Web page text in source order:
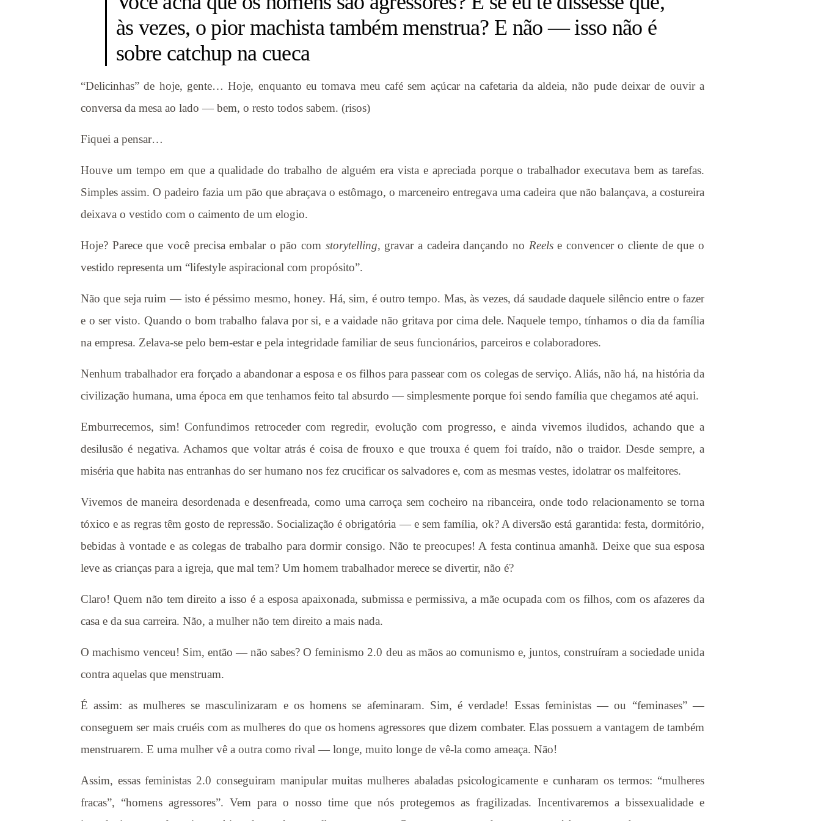
às vezes, o pior machista também menstrua? E não — isso não é
sobre catchup na cueca
“Delicinhas” de hoje, gente… Hoje, enquanto eu tomava meu café sem açúcar na cafetaria da aldeia, não pude deixar de ouvir a
conversa da mesa ao lado — bem, o resto todos sabem. (risos)
Fiquei a pensar…
Houve um tempo em que a qualidade do trabalho de alguém era vista e apreciada porque o trabalhador executava bem as tarefas.
Simples assim. O padeiro fazia um pão que abraçava o estômago, o marceneiro entregava uma cadeira que não balançava, a costureira
deixava o vestido com o caimento de um elogio.
Hoje? Parece que você precisa embalar o pão com storytelling, gravar a cadeira dançando no Reelse convencer o cliente de que o
vestido representa um “lifestyle aspiracional com propósito”.
Não que seja ruim — isto é péssimo mesmo, honey. Há, sim, é outro tempo. Mas, às vezes, dá saudade daquele silêncio entre o fazer
e o ser visto. Quando o bom trabalho falava por si, e a vaidade não gritava por cima dele. Naquele tempo, tínhamos o dia da família
na empresa. Zelava-se pelo bem-estar e pela integridade familiar de seus funcionários, parceiros e colaboradores.
Nenhum trabalhador era forçado a abandonar a esposa e os filhos para passear com os colegas de serviço. Aliás, não há, na história da
civilização humana, uma época em que tenhamos feito tal absurdo — simplesmente porque foi sendo família que chegamos até aqui.
Emburrecemos, sim! Confundimos retroceder com regredir, evolução com progresso, e ainda vivemos iludidos, achando que a
desilusão é negativa. Achamos que voltar atrás é coisa de frouxo e que trouxa é quem foi traído, não o traidor. Desde sempre, a
miséria que habita nas entranhas do ser humano nos fez crucificar os salvadores e, com as mesmas vestes, idolatrar os malfeitores.
Vivemos de maneira desordenada e desenfreada, como uma carroça sem cocheiro na ribanceira, onde todo relacionamento se torna
tóxico e as regras têm gosto de repressão. Socialização é obrigatória — e sem família, ok? A diversão está garantida: festa, dormitório,
bebidas à vontade e as colegas de trabalho para dormir consigo. Não te preocupes! A festa continua amanhã. Deixe que sua esposa
leve as crianças para a igreja, que mal tem? Um homem trabalhador merece se divertir, não é?
Claro! Quem não tem direito a isso é a esposa apaixonada, submissa e permissiva, a mãe ocupada com os filhos, com os afazeres da
casa e da sua carreira. Não, a mulher não tem direito a mais nada.
O machismo venceu! Sim, então — não sabes? O feminismo 2.0 deu as mãos ao comunismo e, juntos, construíram a sociedade unida
contra aquelas que menstruam.
É assim: as mulheres se masculinizaram e os homens se afeminaram. Sim, é verdade! Essas feministas — ou “feminases” —
conseguem ser mais cruéis com as mulheres do que os homens agressores que dizem combater. Elas possuem a vantagem de também
menstruarem. E uma mulher vê a outra como rival — longe, muito longe de vê-la como ameaça. Não!
Assim, essas feministas 2.0 conseguiram manipular muitas mulheres abaladas psicologicamente e cunharam os termos: “mulheres
fracas”, “homens agressores”. Vem para o nosso time que nós protegemos as fragilizadas. Incentivaremos a bissexualidade e